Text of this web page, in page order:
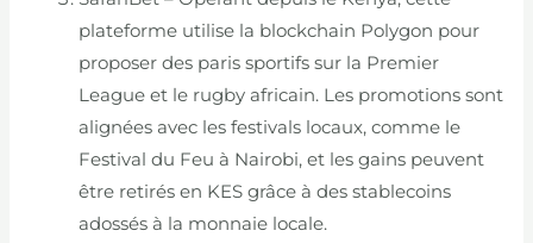
plateforme utilise la blockchain Polygon pour
proposer des paris sportifs sur la Premier
League et le rugby africain. Les promotions sont
alignées avec les festivals locaux, comme le
Festival du Feu à Nairobi, et les gains peuvent
être retirés en KES grâce à des stablecoins
adossés à la monnaie locale.